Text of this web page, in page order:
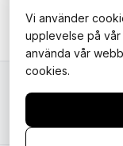
Vi använder
upplevelse på vår
använda vår
cookies.